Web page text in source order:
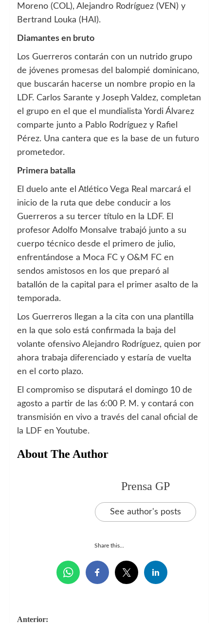
Moreno (COL), Alejandro Rodríguez (VEN) y
Bertrand Louka (HAI).
Diamantes en bruto
Los Guerreros contarán con un nutrido grupo
de jóvenes promesas del balompié dominicano,
que buscarán hacerse un nombre propio en la
LDF. Carlos Sarante y Joseph Valdez, completan
el grupo en el que el mundialista Yordi Álvarez
comparte junto a Pablo Rodríguez y Rafiel
Pérez. Una cantera que es la base de un futuro
prometedor.
Primera batalla
El duelo ante el Atlético Vega Real marcará el
inicio de la ruta que debe conducir a los
Guerreros a su tercer título en la LDF. El
profesor Adolfo Monsalve trabajó junto a su
cuerpo técnico desde el primero de julio,
enfrentándose a Moca FC y O&M FC en
sendos amistosos en los que preparó al
batallón de la capital para el primer asalto de la
temporada.
Los Guerreros llegan a la cita con una plantilla
en la que solo está confirmada la baja del
volante ofensivo Alejandro Rodríguez, quien por
ahora trabaja diferenciado y estaría de vuelta
en el corto plazo.
El compromiso se disputará el domingo 10 de
agosto a partir de las 6:00 P. M. y contará con
transmisión en vivo a través del canal oficial de
la LDF en Youtube.
About The Author
Prensa GP
See author's posts
Share this...
Anterior: